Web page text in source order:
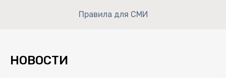
Правила для СМИ
НОВОСТИ